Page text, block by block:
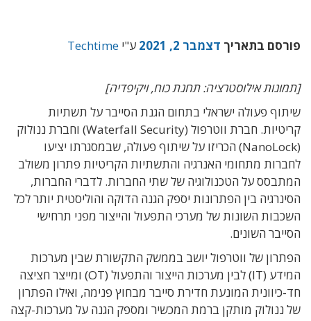
בתאריךדצמבר 2, 2021 ע"יTechtime
אילוסטרציה: תחנת כוח, ויקיפדיה]
פעולה ישראלי בתחום הגנת הסייבר על תשתיות
קריטיות. חברת ווטרפול (Waterfall Security) וחברת ננולוק
(NanoLock) הכריזו על שיתוף פעולה, שבמסגרתו יציעו
מתחומי האנרגיה והתשתיות הקריטיות פתרון משולב
על הטכנולוגיה של שתי החברות. לדברי החברות,
בין הפתרונות יספק הגנה הדוקה והוליסטית יותר לכל
השונות של מערכי התפעול והייצור מפני תרחישי
השונים.
של ווטרפול יושב בממשק התקשורת שבין מערכות
המידע (IT) לבין מערכות הייצור והתפעול (OT) ומייצר חציצה
המונעת חדירת סייבר מבחוץ פנימה, ואילו הפתרון
מותקן ברמת המכשיר ומספק הגנה על מערכות-קצה